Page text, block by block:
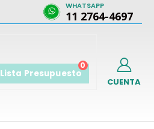
WHATSAPP
11 2764-4697
0
Lista Presupuesto
CUENTA